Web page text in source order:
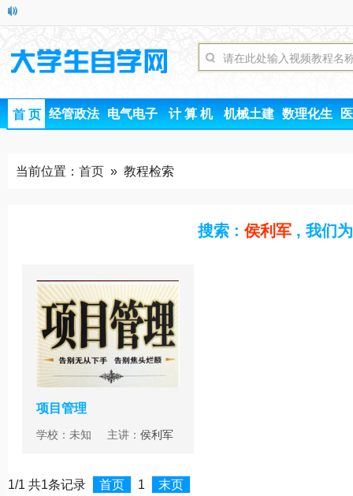
首 页 经管政法 电气电子 计 算 机 机械土建 数理化生
当前位置： 首页 » 教程检索
搜索 : 侯利军 , 我们
项目管理
学校：未知 主讲： 侯利军
1/1 共1条记录 首页 1 末页